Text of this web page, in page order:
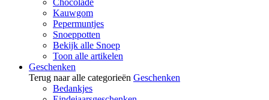
Chocolade
Kauwgom
Pepermuntjes
Snoeppotten
Bekijk alle Snoep
Toon alle artikelen
Geschenken
Terug naar alle categorieën Geschenken
Bedankjes